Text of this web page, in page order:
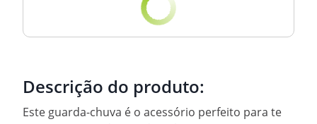
Descrição do produto:
Este guarda-chuva é o acessório perfeito para te